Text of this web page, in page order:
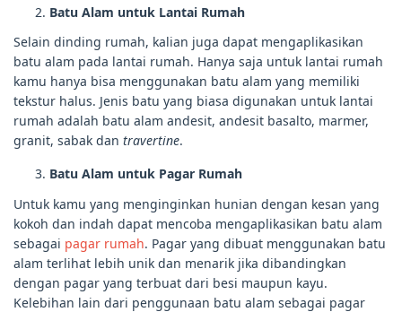
Batu Alam untuk Lantai Rumah
Selain dinding rumah, kalian juga dapat mengaplikasikan
batu alam pada lantai rumah. Hanya saja untuk lantai rumah
kamu hanya bisa menggunakan batu alam yang memiliki
tekstur halus. Jenis batu yang biasa digunakan untuk lantai
rumah adalah batu alam andesit, andesit basalto, marmer,
granit, sabak dan travertine.
Batu Alam untuk Pagar Rumah
Untuk kamu yang menginginkan hunian dengan kesan yang
kokoh dan indah dapat mencoba mengaplikasikan batu alam
sebagai pagar rumah. Pagar yang dibuat menggunakan batu
alam terlihat lebih unik dan menarik jika dibandingkan
dengan pagar yang terbuat dari besi maupun kayu.
Kelebihan lain dari penggunaan batu alam sebagai pagar